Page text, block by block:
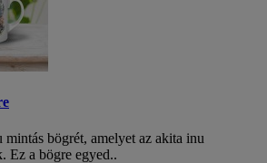
bögrét, amelyet az akita inu
Ez a bögre egyed..